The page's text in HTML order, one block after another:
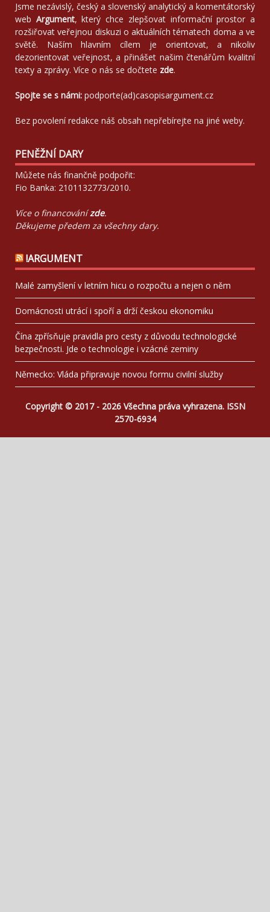
Jsme nezávislý, český a slovenský analytický a komentátorský
web Argument, který chce zlepšovat informační prostor a
rozšiřovat veřejnou diskuzi o aktuálních tématech doma a ve
světě. Naším hlavním cílem je orientovat, a nikoliv
dezorientovat veřejnost, a přinášet našim čtenářům kvalitní
texty a zprávy. Více o nás se dočtete zde.
Spojte se s námi: podporte(ad)casopisargument.cz
Bez povolení redakce náš obsah nepřebírejte na jiné weby.
PENĚŽNÍ DARY
Můžete nás finančně podpořit:
Fio Banka: 2101132773/2010.
Více o financovánízde.
Děkujeme předem za všechny dary.
!ARGUMENT
Malé zamyšlení v letním hicu o rozpočtu a nejen o něm
Domácnosti utrácí i spoří a drží českou ekonomiku
Čína zpřísňuje pravidla pro cesty z důvodu technologické
bezpečnosti. Jde o technologie i vzácné zeminy
Německo: Vláda připravuje novou formu civilní služby
Copyright © 2017 - 2026 Všechna práva vyhrazena. ISSN
2570-6934